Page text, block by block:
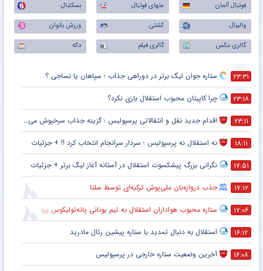
فوتبال آلمان
منهای فوتبال
بسکتبال
والیبال
کشتی
ورزش بانوان
گالری عکس
گالری فیلم دکه
۲۳:۳۱ ستاره جوان لیگ برتر در دوراهی جذاب ؛ سپاهان یا نساجی ؟
۲۳:۱۸ چرا کاپیتان محبوب استقلال بازی نکرد؟
۲۳:۱۱ اقدام جدید نقل و انتقالاتی پرسپولیس ؛ گزینه جذاب سرخپوش می شود؟
۱۸:۱۱ نه استقلال نه پرسپولیس ؛ سردار سرانجام انتخاب کرد !! + جزئیات
۱۷:۵۱ نگرانی بزرگ پیشکسوت استقلال در آستانه آغاز لیگ برتر + جزئیات
۱۷:۱۲ جذب دروازه‌بان ملی‌پوش ترکیه‌ای توسط سلتا
۱۷:۰۶ ستاره محبوب هواداران استقلال به تیم یونانی پانه‌تولیکوس پیوست
۱۶:۱۲ استقلال به دنبال تمدید با ستاره پیشین رئال مادرید
۱۶:۰۸ آخرین وضعیت ستاره خارجی در پرسپولیس